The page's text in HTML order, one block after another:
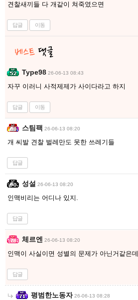
견찰새끼들 다 개같이 쳐죽였으면
답글 이동
Type98 26-06-13 08:43
자꾸 이러니 사적제제가 사이다라고 하지
답글 이동
스팀팩 26-06-13 08:20
개 씨발 견찰 벌레만도 못한 쓰레기들
답글
성설 26-06-13 08:20
인맥비리는 어디나 있지.
답글
체르엔 26-06-13 08:20
인맥이 사실이면 성별의 문제가 아닌거같은데
답글
평범한노동자 26-06-13 08:28